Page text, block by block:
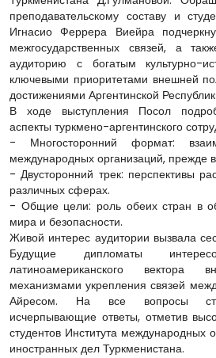
преподавательскому составу и
Игнасио Феррера Виейра
межгосударственных связей, а
аудиторию с богатым культурно-
ключевыми приоритетами внешней
достижениями Аргентинской
В ходе выступления Посол
аспекты туркмено-аргентинского
- Многосторонний формат:
международных организаций, прежде
- Двусторонний трек: перспективы
различных сферах.
- Общие цели: роль обеих стран в
мира и безопасности.
Живой интерес аудитории вызвала
Будущие дипломаты
латиноамериканского
механизмами укрепления связей
Айресом. На все вопросы
исчерпывающие ответы, отметив
студентов Института международных
иностранных дел Туркменистана.